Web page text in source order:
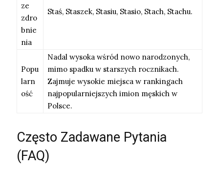
ze
zdro
bnie
nia
Staś, Staszek, Stasiu, Stasio, Stach, Stachu.
Popu
larn
ość
Nadal wysoka wśród nowo narodzonych,
mimo spadku w starszych rocznikach.
Zajmuje wysokie miejsca w rankingach
najpopularniejszych imion męskich w
Polsce.
Często Zadawane Pytania
(FAQ)